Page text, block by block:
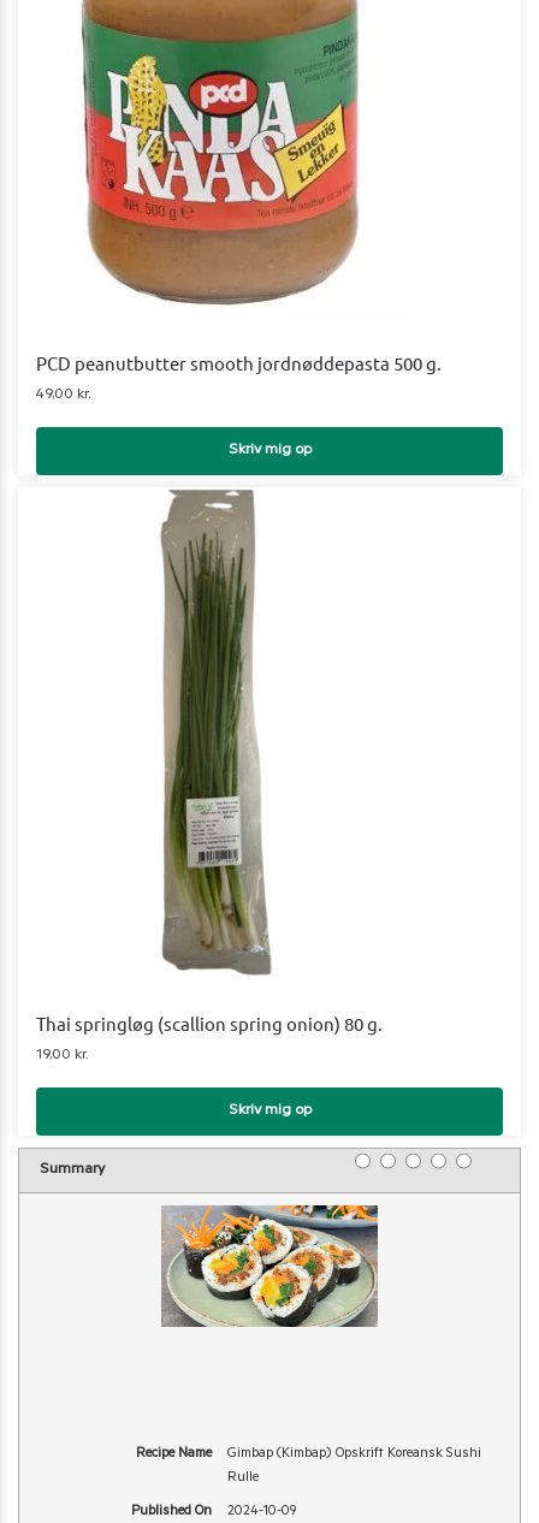
PCD peanutbutter smooth jordnøddepasta 500 g.
49,00 kr.
Skriv mig op
Thai springløg (scallion spring onion) 80 g.
19,00 kr.
Skriv mig op
Summary Rating
1 star2 stars3 stars4 stars
Recipe Name
Gimbap (Kimbap) Opskrift Koreansk Sushi
Rulle
Published On 2024-10-09